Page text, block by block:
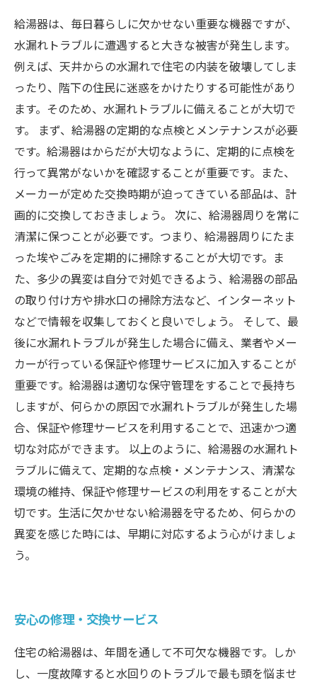
給湯器は、毎日暮らしに欠かせない重要な機器ですが、
水漏れトラブルに遭遇すると大きな被害が発生します。
例えば、天井からの水漏れで住宅の内装を破壊してしま
ったり、階下の住民に迷惑をかけたりする可能性があり
ます。そのため、水漏れトラブルに備えることが大切で
す。 まず、給湯器の定期的な点検とメンテナンスが必要
です。給湯器はからだが大切なように、定期的に点検を
行って異常がないかを確認することが重要です。また、
メーカーが定めた交換時期が迫ってきている部品は、計
画的に交換しておきましょう。 次に、給湯器周りを常に
清潔に保つことが必要です。つまり、給湯器周りにたま
った埃やごみを定期的に掃除することが大切です。ま
た、多少の異変は自分で対処できるよう、給湯器の部品
の取り付け方や排水口の掃除方法など、インターネット
などで情報を収集しておくと良いでしょう。 そして、最
後に水漏れトラブルが発生した場合に備え、業者やメー
カーが行っている保証や修理サービスに加入することが
重要です。給湯器は適切な保守管理をすることで長持ち
しますが、何らかの原因で水漏れトラブルが発生した場
合、保証や修理サービスを利用することで、迅速かつ適
切な対応ができます。 以上のように、給湯器の水漏れト
ラブルに備えて、定期的な点検・メンテナンス、清潔な
環境の維持、保証や修理サービスの利用をすることが大
切です。生活に欠かせない給湯器を守るため、何らかの
異変を感じた時には、早期に対応するよう心がけましょ
う。
安心の修理・交換サービス
住宅の給湯器は、年間を通して不可欠な機器です。しか
し、一度故障すると水回りのトラブルで最も頭を悩ませ